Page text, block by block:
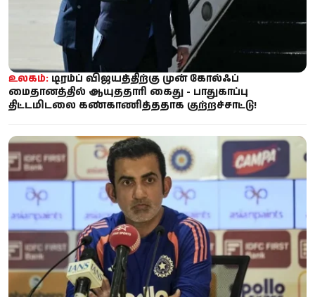
உலகம்: டிரம்ப் விஜயத்திற்கு முன் கோல்ஃப்
மைதானத்தில் ஆயுததாரி கைது - பாதுகாப்பு
திட்டமிடலை கண்காணித்ததாக குற்றச்சாட்டு!